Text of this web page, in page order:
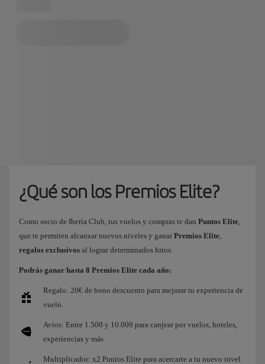
¿Qué son los Premios Elite?
Como socio de Iberia Club, tus vuelos y compras te dan Puntos Elite,
que te permiten alcanzar nuevos niveles y ganar Premios Elite,
regalos exclusivos al lograr determinados hitos.
Podrás ganar hasta 8 Premios Elite cada año:
Regalo: 20€ de bono descuento para mejorar tu experiencia de
vuelo.
Avios: Entre 1.500 y 10.000 para canjear por vuelos, hoteles,
experiencias y más.
Multiplicador: x2 Puntos Elite para acercarte a tu nuevo nivel